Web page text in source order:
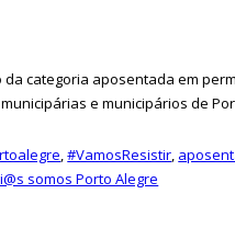
categoria aposentada em
e municipários de
,#VamosResistir,
somos Porto Alegre